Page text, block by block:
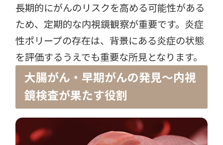
長期的にがんのリスクを高める可能性がある
ため、定期的な内視鏡観察が重要です。炎症
性ポリープの存在は、背景にある炎症の状態
を評価するうえでも重要な所見となります。
大腸がん・早期がんの発見〜内視
鏡検査が果たす役割